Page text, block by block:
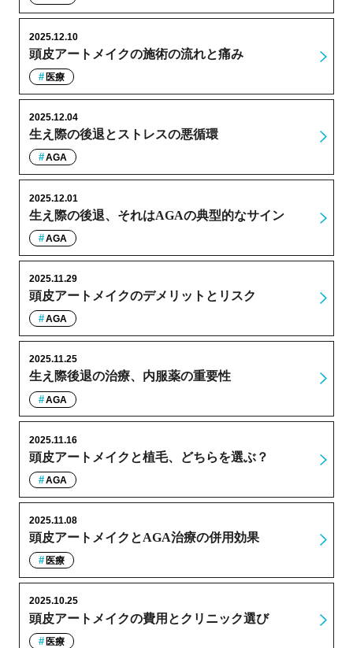
頭皮アートメイクの施術の流れと痛み
2025.12.10
医療
生え際の後退とストレスの悪循環
2025.12.04
AGA
生え際の後退、それはAGAの典型的なサイン
2025.12.01
AGA
頭皮アートメイクのデメリットとリスク
2025.11.29
AGA
生え際後退の治療、内服薬の重要性
2025.11.25
AGA
頭皮アートメイクと植毛、どちらを選ぶ？
2025.11.16
AGA
頭皮アートメイクとAGA治療の併用効果
2025.11.08
医療
頭皮アートメイクの費用とクリニック選び
2025.10.25
医療